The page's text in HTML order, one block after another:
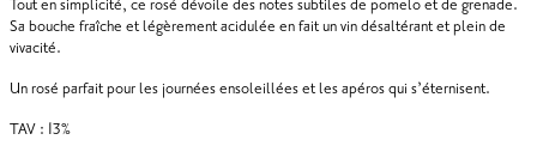
Tout en simplicité, ce rosé dévoile des notes subtiles de pomelo et de grenade.
Sa bouche fraîche et légèrement acidulée en fait un vin désaltérant et plein de
vivacité.
Un rosé parfait pour les journées ensoleillées et les apéros qui s’éternisent.
TAV : 13%